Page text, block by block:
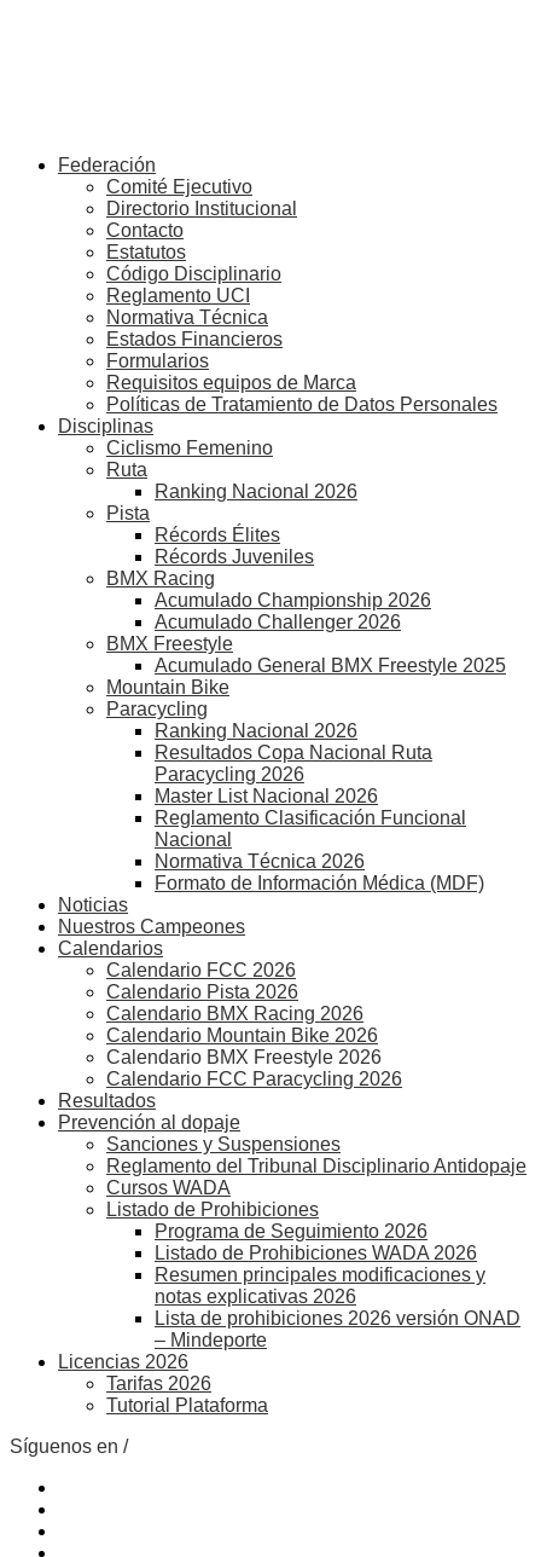
Federación
Comité Ejecutivo
Directorio Institucional
Contacto
Estatutos
Código Disciplinario
Reglamento UCI
Normativa Técnica
Estados Financieros
Formularios
Requisitos equipos de Marca
Políticas de Tratamiento de Datos Personales
Disciplinas
Ciclismo Femenino
Ruta
Ranking Nacional 2026
Pista
Récords Élites
Récords Juveniles
BMX Racing
Acumulado Championship 2026
Acumulado Challenger 2026
BMX Freestyle
Acumulado General BMX Freestyle 2025
Mountain Bike
Paracycling
Ranking Nacional 2026
Resultados Copa Nacional Ruta
Paracycling 2026
Master List Nacional 2026
Reglamento Clasificación Funcional
Nacional
Normativa Técnica 2026
Formato de Información Médica (MDF)
Noticias
Nuestros Campeones
Calendarios
Calendario FCC 2026
Calendario Pista 2026
Calendario BMX Racing 2026
Calendario Mountain Bike 2026
Calendario BMX Freestyle 2026
Calendario FCC Paracycling 2026
Resultados
Prevención al dopaje
Sanciones y Suspensiones
Reglamento del Tribunal Disciplinario Antidopaje
Cursos WADA
Listado de Prohibiciones
Programa de Seguimiento 2026
Listado de Prohibiciones WADA 2026
Resumen principales modificaciones y
notas explicativas 2026
Lista de prohibiciones 2026 versión ONAD
– Mindeporte
Licencias 2026
Tarifas 2026
Tutorial Plataforma
Síguenos en /